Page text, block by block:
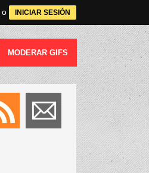
o INICIAR SESIÓN
MODERAR GIFS